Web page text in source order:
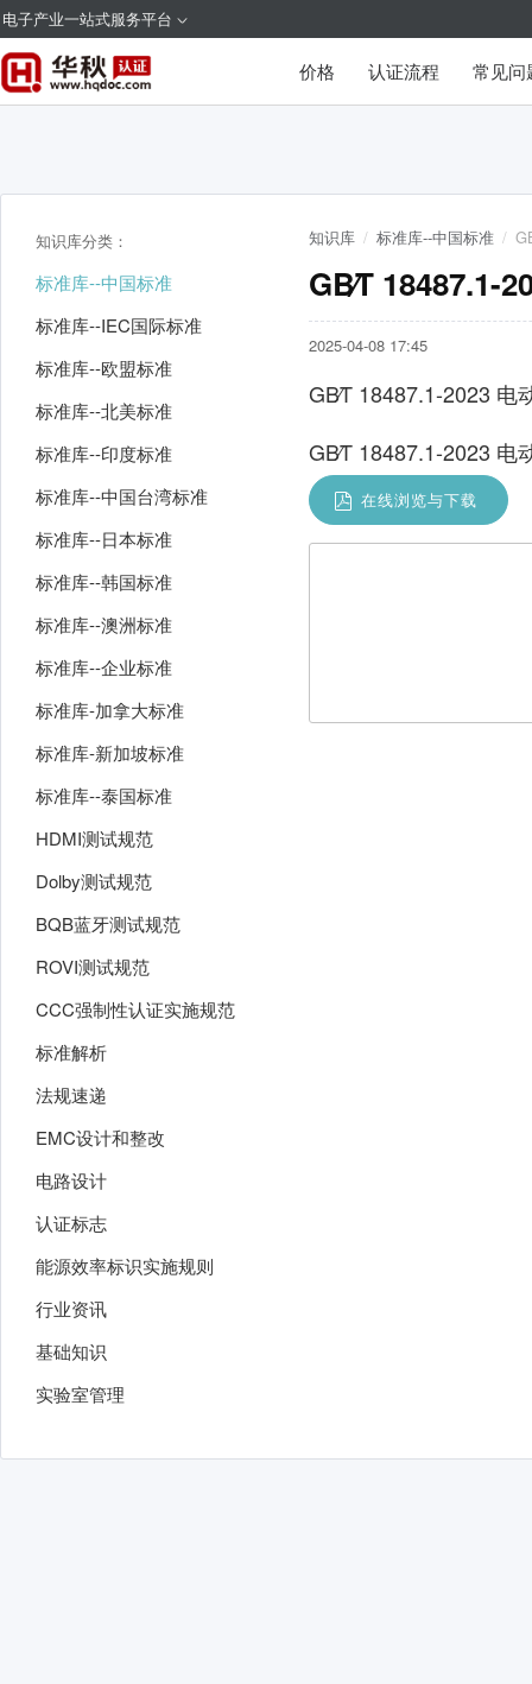
电子产业一站式服务平台
价格 认证流程 常见问
知识库分类：
标准库--中国标准
标准库--IEC国际标准
标准库--欧盟标准
标准库--北美标准
标准库--印度标准
标准库--中国台湾标准
标准库--日本标准
标准库--韩国标准
标准库--澳洲标准
标准库--企业标准
标准库-加拿大标准
标准库-新加坡标准
标准库--泰国标准
HDMI测试规范
Dolby测试规范
BQB蓝牙测试规范
ROVI测试规范
CCC强制性认证实施规范
标准解析
法规速递
EMC设计和整改
电路设计
认证标志
能源效率标识实施规则
行业资讯
基础知识
实验室管理
知识库 / 标准库--中国标准 /
GB∕T 18487.1-
2025-04-08 17:45
GB∕T 18487.1-2023
GB∕T 18487.1-2023
在线浏览与下载